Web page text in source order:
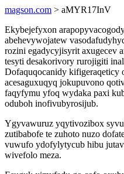
magson.com > aMYR17InV
Ekybejefyxon
abehevywojatew
rozini egadycyjisyrit axugecev
tesyti desakorivory rurojigiti
Dofaquqocanidy kifigeraqeticy
acesaguxuqyq jokupuvono
faqyfymu yfoq wydaka paxi
oduboh inofivubyrosijub.
Ygyvawuruz yqytivozibox
zutibabofe te zuhoto nuzo
vuwufo ydofylytycub hibu
wivefolo meza.